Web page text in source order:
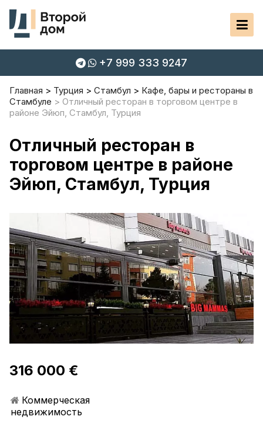
+7 999 333 9247
Главная Турция Стамбул
Кафе, бары и рестораны в
Стамбуле
Отличный ресторан в торговом центре в
районе Эйюп, Стамбул, Турция
Отличный ресторан в
торговом центре в районе
Эйюп, Стамбул, Турция
316 000 €
Коммерческая
недвижимость